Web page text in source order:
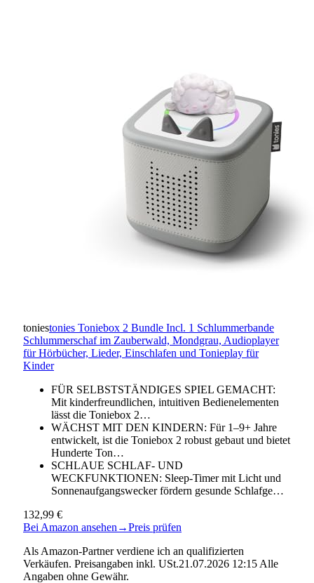
toniestonies Toniebox 2 Bundle Incl. 1 Schlummerbande
Schlummerschaf im Zauberwald, Mondgrau, Audioplayer
für Hörbücher, Lieder, Einschlafen und Tonieplay für
Kinder
FÜR SELBSTSTÄNDIGES SPIEL GEMACHT:
Mit kinderfreundlichen, intuitiven Bedienelementen
lässt die Toniebox 2…
WÄCHST MIT DEN KINDERN: Für 1–9+ Jahre
entwickelt, ist die Toniebox 2 robust gebaut und bietet
Hunderte Ton…
SCHLAUE SCHLAF- UND
WECKFUNKTIONEN: Sleep-Timer mit Licht und
Sonnenaufgangswecker fördern gesunde Schlafge…
132,99 €
Bei Amazon ansehen →Preis prüfen
Als Amazon-Partner verdiene ich an qualifizierten
Verkäufen. Preisangaben inkl. USt.21.07.2026 12:15 Alle
Angaben ohne Gewähr.